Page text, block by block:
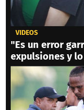
VIDEOS
"Es un error
expulsiones y